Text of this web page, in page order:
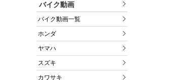
バイク動画
バイク動画一覧
ホンダ
ヤマハ
スズキ
カワサキ